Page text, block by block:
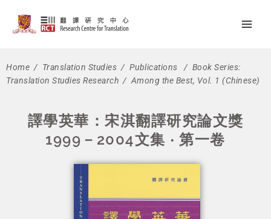
content
Home / Translation Studies / Publications / Book Series:
Translation Studies Research / Among the Best, Vol. 1 (Chinese)
譯學英華：宋淇翻譯研究論文獎
1999－2004文集 ‧ 第一卷